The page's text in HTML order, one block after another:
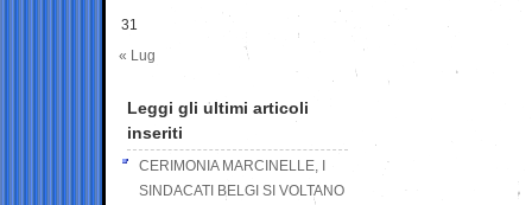
31
« Lug
Leggi gli ultimi articoli
inseriti
CERIMONIA MARCINELLE, I
SINDACATI BELGI SI VOLTANO